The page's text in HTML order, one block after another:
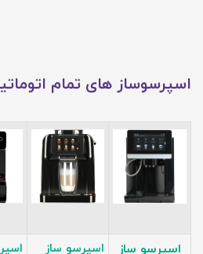
اسپرسوساز های تمام
اسپرسو ساز
اسپرسو ساز